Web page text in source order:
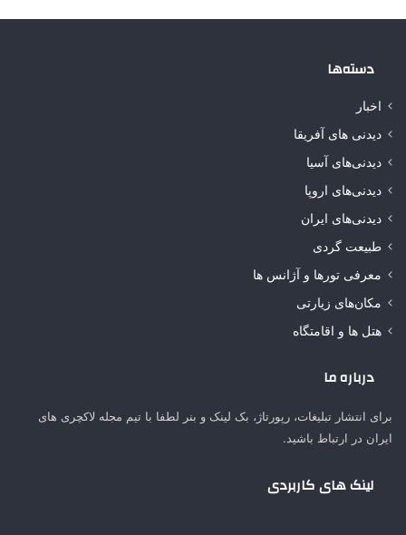
دسته‌ها
اخبار
دیدنی های آفریقا
دیدنی‌های آسیا
دیدنی‌های اروپا
دیدنی‌های ایران
طبیعت گردی
معرفی تورها و آژانس ها
مکان‌های زیارتی
هتل ها و اقامتگاه
درباره ما
برای انتشار تبلیغات، رپورتاژ، بک لینک و بنر لطفا با تیم مجله لاکچری های
ایران در ارتباط باشید.
لینک های کاربردی